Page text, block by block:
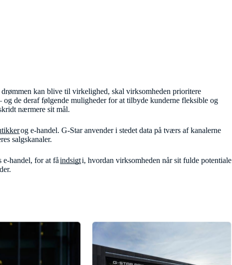
kan blive til virkelighed, skal virksomheden prioritere
og de deraf følgende muligheder for at tilbyde kunderne fleksible og
nærmere sit mål.
og e-handel. G-Star anvender i stedet data på tværs af kanalerne
salgskanaler.
handel, for at fåindsigti, hvordan virksomheden når sit fulde potentiale